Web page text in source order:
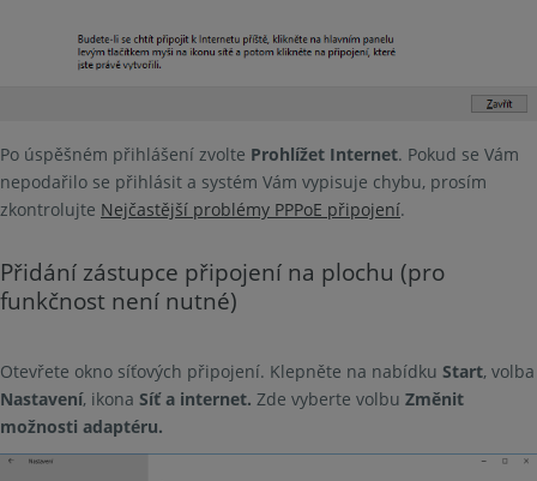
Po úspěšném přihlášení zvolte Prohlížet Internet. Pokud se Vám
nepodařilo se přihlásit a systém Vám vypisuje chybu, prosím
zkontrolujte Nejčastější problémy PPPoE připojení.
Přidání zástupce připojení na plochu (pro
funkčnost není nutné)
Otevřete okno síťových připojení. Klepněte na nabídku Start, volba
Nastavení, ikona Síť a internet. Zde vyberte volbu Změnit
možnosti adaptéru.